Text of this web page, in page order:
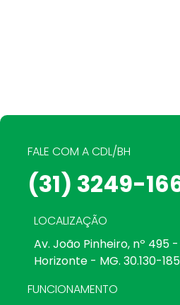
FALE COM A CDL/BH
(31) 3249-
LOCALIZAÇÃO
Av. João Pinheiro, nº 495
Horizonte - MG. 30.130-185
FUNCIONAMENTO